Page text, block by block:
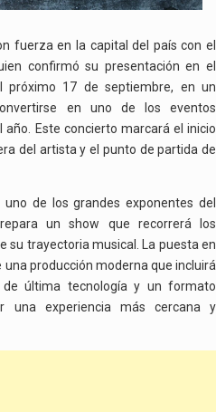
fuerza en la capital del país con el
confirmó su presentación en el
próximo 17 de septiembre, en un
en uno de los eventos
Este concierto marcará el inicio
del artista y el punto de partida de
de los grandes exponentes del
un show que recorrerá los
su trayectoria musical. La puesta en
producción moderna que incluirá
de última tecnología y un formato
una experiencia más cercana y